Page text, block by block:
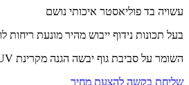
עשויה בד פוליאסטר איכותי נושם
בעל תכונות נידוף ייבוש מהיר מונעת ריחות
השומר על סביבת גוף יבשה הגנה מקרינת UV
שליחת בקשה להצעת מחיר